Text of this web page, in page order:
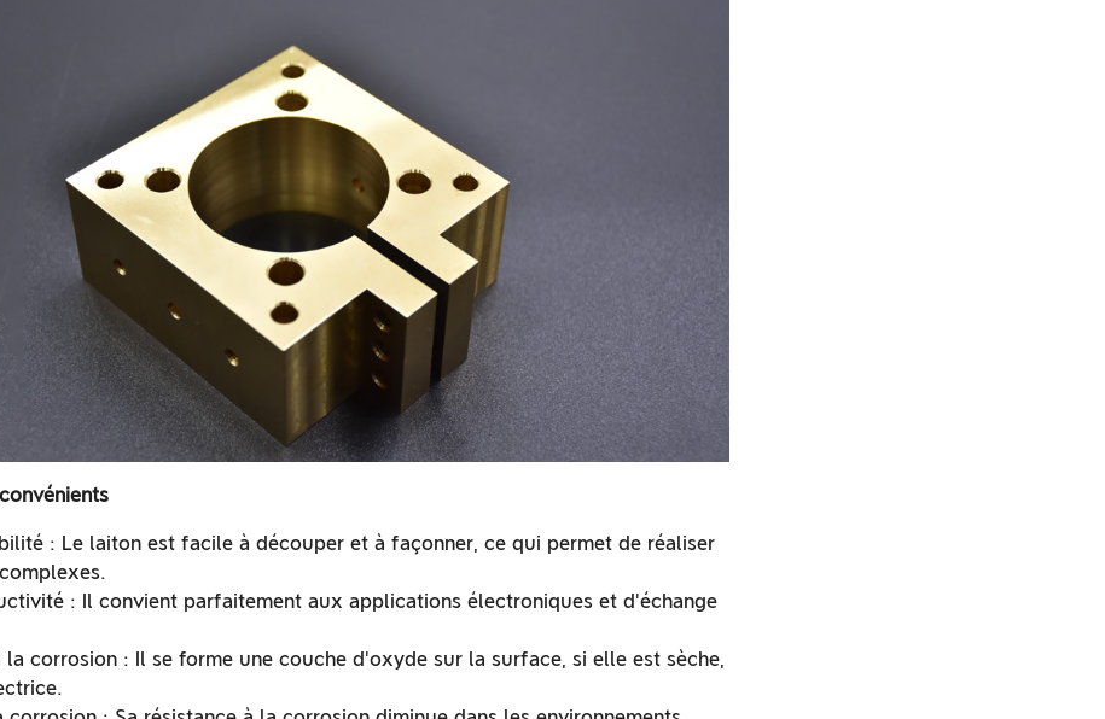
: Le laiton est facile à découper et à façonner, ce qui permet de réaliser
: Il convient parfaitement aux applications électroniques et d'échange
la corrosion : Il se forme une couche d'oxyde sur la surface, si elle est sèche,